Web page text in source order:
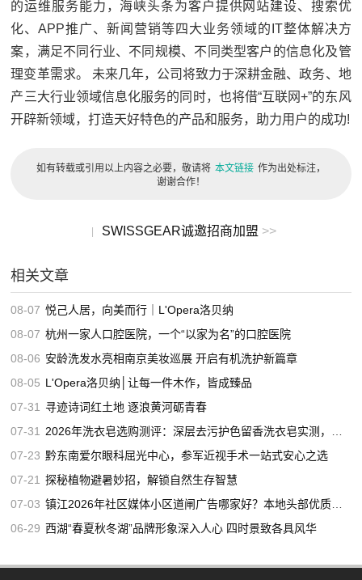
的运维服务能力，海峡头条为客户提供网站建设、搜索优
化、APP推广、新闻营销等四大业务领域的IT整体解决方
案，满足不同行业、不同规模、不同类型客户的信息化及管
理变革需求。 未来几年，公司将致力于深耕金融、政务、地
产三大行业领域信息化服务的同时，也将借“互联网+”的东风
开辟新领域，打造天好特色的产品和服务，助力用户的成功!
如有转载或引用以上内容之必要，敬请将 本文链接 作为出处标注，
谢谢合作！
| SWISSGEAR诚邀招商加盟 >>
相关文章
08-07 悦己人居，向美而行｜L'Opera洛贝纳
08-07 杭州一家人口腔医院，一个“以家为名”的口腔医院
08-06 安龄洗发水亮相南京美妆巡展 开启有机洗护新篇章
08-05 L'Opera洛贝纳│让每一件木作，皆成臻品
07-31
寻迹诗词红土地 逐浪黄河砺青春
07-31
2026年洗衣皂选购测评：深层去污护色留香洗衣皂实测，适合家用的高口碑洗衣皂推荐
07-23 黔东南爱尔眼科屈光中心，参军近视手术一站式安心之选
07-21 探秘植物避暑妙招，解锁自然生存智慧
07-03 镇江2026年社区媒体小区道闸广告哪家好？本地头部优质服务商推荐
06-29 西湖“春夏秋冬湖”品牌形象深入人心 四时景致各具风华